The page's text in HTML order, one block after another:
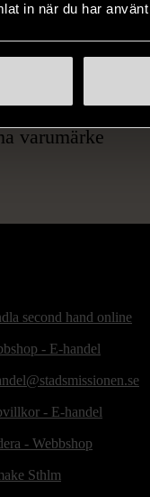
in när du har
varumärke
second hand online
- E-handel
- E-handel
- Webbshop
Sthlm